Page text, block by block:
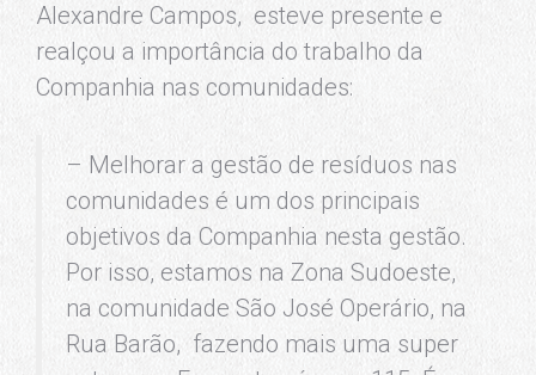
Alexandre Campos, esteve presente e
realçou a importância do trabalho da
Companhia nas comunidades:
– Melhorar a gestão de resíduos nas
comunidades é um dos principais
objetivos da Companhia nesta gestão.
Por isso, estamos na Zona Sudoeste,
na comunidade São José Operário, na
Rua Barão, fazendo mais uma super